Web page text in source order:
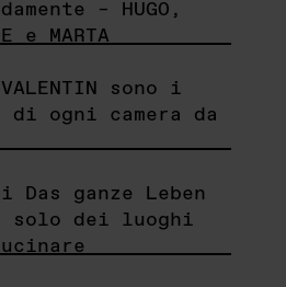
– HUGO,
e MARTA
sono i
ogni camera da
Das ganze Leben
solo dei luoghi